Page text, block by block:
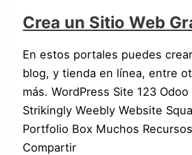
Crea un Sitio Web
En estos portales puedes
blog, y tienda en línea, entre
más. WordPress Site 123 Odoo
Strikingly Weebly Website
Portfolio Box Muchos Recursos
Compartir